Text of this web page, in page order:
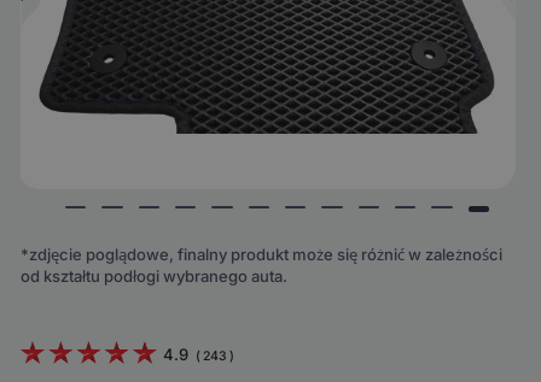
*zdjęcie poglądowe, finalny produkt może się różnić w zależności
od kształtu podłogi wybranego auta.
4.9 ( 243 )